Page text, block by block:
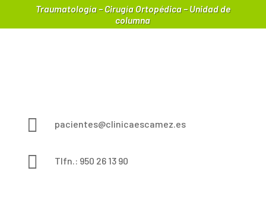
Traumatología – Cirugía Ortopédica – Unidad de
columna
 pacientes@clinicaescamez.es
 Tlfn.: 950 26 13 90